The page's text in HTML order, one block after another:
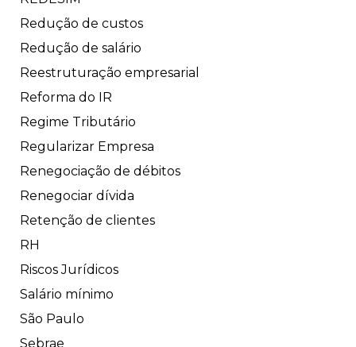
Redução de custos
Redução de salário
Reestruturação empresarial
Reforma do IR
Regime Tributário
Regularizar Empresa
Renegociação de débitos
Renegociar dívida
Retenção de clientes
RH
Riscos Jurídicos
Salário mínimo
São Paulo
Sebrae